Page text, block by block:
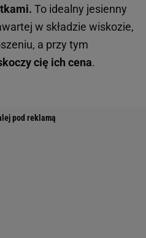
To idealny jesienny
w składzie wiskozie,
a przy tym
cię ich cena.